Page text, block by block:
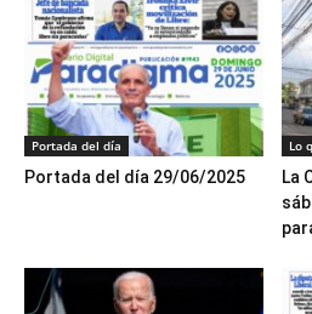
Portada del día
Portada del día 29/06/2025
Lo
La